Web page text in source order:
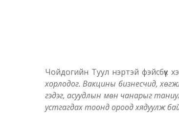
Чойдогийн Туул нэртэй фэйсбүүк
хорлодог. Вакцины бизнесчид,
гэдэг, асуудлын мөн чанарыг
устгагдах тоонд ороод хядуулж